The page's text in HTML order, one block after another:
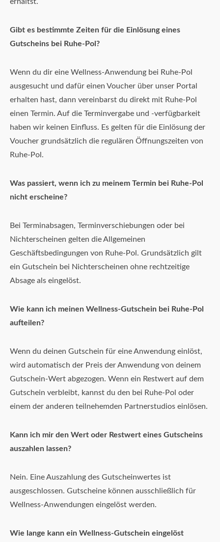
Gibt es bestimmte Zeiten für die Einlösung eines
Gutscheins bei Ruhe-Pol?
Wenn du dir eine Wellness-Anwendung bei Ruhe-Pol
ausgesucht und dafür einen Voucher über unser Portal
erhalten hast, dann vereinbarst du direkt mit Ruhe-Pol
einen Termin. Auf die Terminvergabe und -verfügbarkeit
haben wir keinen Einfluss. Es gelten für die Einlösung der
Voucher grundsätzlich die regulären Öffnungszeiten von
Ruhe-Pol.
Was passiert, wenn ich zu meinem Termin bei Ruhe-Pol
nicht erscheine?
Bei Terminabsagen, Terminverschiebungen oder bei
Nichterscheinen gelten die Allgemeinen
Geschäftsbedingungen von Ruhe-Pol. Grundsätzlich gilt
ein Gutschein bei Nichterscheinen ohne rechtzeitige
Absage als eingelöst.
Wie kann ich meinen Wellness-Gutschein bei Ruhe-Pol
aufteilen?
Wenn du deinen Gutschein für eine Anwendung einlöst,
wird automatisch der Preis der Anwendung von deinem
Gutschein-Wert abgezogen. Wenn ein Restwert auf dem
Gutschein verbleibt, kannst du den bei Ruhe-Pol oder
einem der anderen teilnehemden Partnerstudios einlösen.
Kann ich mir den Wert oder Restwert eines Gutscheins
auszahlen lassen?
Nein. Eine Auszahlung des Gutscheinwertes ist
ausgeschlossen. Gutscheine können ausschließlich für
Wellness-Anwendungen eingelöst werden.
Wie lange kann ein Wellness-Gutschein eingelöst